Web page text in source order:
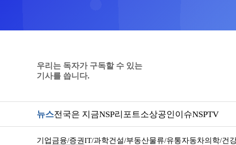
우리는 독자가 구독할 수 있는
기사를 씁니다.
뉴스전국은 지금NSP리포트소상공인이슈NSPTV
기업금융/증권IT/과학건설/부동산물류/유통자동차의학/건